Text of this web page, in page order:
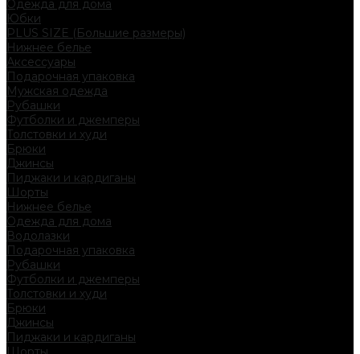
Одежда для дома
Юбки
PLUS SIZE (Большие размеры)
Нижнее белье
Аксессуары
Подарочная упаковка
Мужская одежда
Рубашки
Футболки и джемперы
Толстовки и худи
Брюки
Джинсы
Пиджаки и кардиганы
Шорты
Нижнее белье
Одежда для дома
Водолазки
Подарочная упаковка
Рубашки
Футболки и джемперы
Толстовки и худи
Брюки
Джинсы
Пиджаки и кардиганы